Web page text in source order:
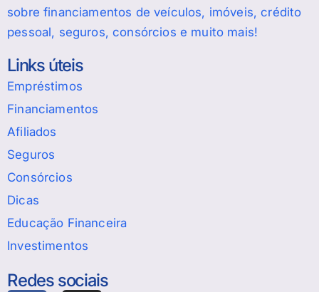
sobre financiamentos de veículos, imóveis, crédito
pessoal, seguros, consórcios e muito mais!
Links úteis
Empréstimos
Financiamentos
Afiliados
Seguros
Consórcios
Dicas
Educação Financeira
Investimentos
Redes sociais